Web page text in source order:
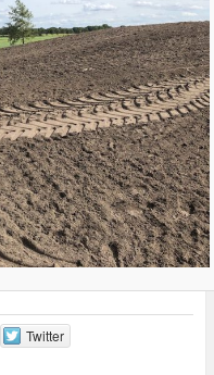
Twitter